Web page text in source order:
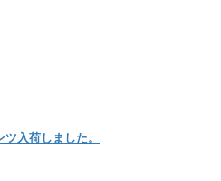
入荷しました。